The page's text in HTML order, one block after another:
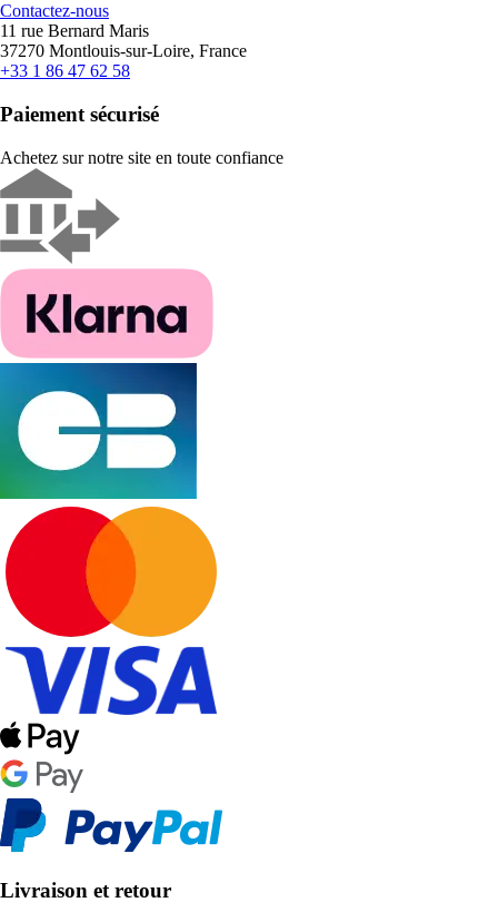
Contactez-nous
11 rue Bernard Maris
37270 Montlouis-sur-Loire, France
+33 1 86 47 62 58
Paiement sécurisé
Achetez sur notre site en toute confiance
Livraison et retour